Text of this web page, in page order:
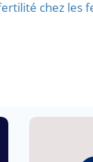
chez les